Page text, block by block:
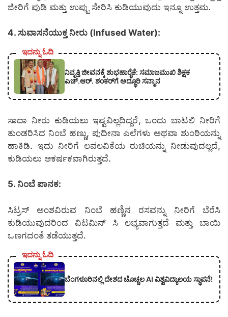
ಜೀರಿಗೆ ಪುಡಿ ಮತ್ತು ಉಪ್ಪು ಸೇರಿಸಿ ಕುಡಿಯುವುದು ಇನ್ನೂ ಉತ್ತಮ.
4. ಸುವಾಸನೆಯುಕ್ತ ನೀರು (Infused Water):
ಇದನ್ನು ಓದಿ
ನಿವೃತ್ತಿ ಜೀವನಕ್ಕೆ ಶುಭಹಾರೈಕೆ: ಸಮಾಜಮುಖಿ ಶಿಕ್ಷಕ
ಎಚ್.ಆರ್. ಶಂಕರ್‌ಗೆ ಅದ್ಧೂರಿ ಸನ್ಮಾನ
ಸಾದಾ ನೀರು ಕುಡಿಯಲು ಇಷ್ಟವಿಲ್ಲದಿದ್ದರೆ, ಒಂದು ಬಾಟಲಿ ನೀರಿಗೆ
ತುಂಡರಿಸಿದ ನಿಂಬೆ ಹಣ್ಣು, ಪುದೀನಾ ಎಲೆಗಳು ಅಥವಾ ಶುಂಠಿಯನ್ನು
ಹಾಕಿಡಿ. ಇದು ನೀರಿಗೆ ಲವಲವಿಕೆಯ ರುಚಿಯನ್ನು ನೀಡುವುದಲ್ಲದೆ,
ಕುಡಿಯಲು ಆಕರ್ಷಕವಾಗಿರುತ್ತದೆ.
5. ನಿಂಬೆ ಪಾನಕ:
ಸಿಟ್ರಸ್ ಅಂಶವಿರುವ ನಿಂಬೆ ಹಣ್ಣಿನ ರಸವನ್ನು ನೀರಿಗೆ ಬೆರೆಸಿ
ಕುಡಿಯುವುದರಿಂದ ವಿಟಮಿನ್ ಸಿ ಲಭ್ಯವಾಗುತ್ತದೆ ಮತ್ತು ಬಾಯಿ
ಒಣಗದಂತೆ ತಡೆಯುತ್ತದೆ.
ಇದನ್ನು ಓದಿ
ಬೆಂಗಳೂರಿನಲ್ಲಿ ದೇಶದ ಚೊಚ್ಚಲ AI ವಿಶ್ವವಿದ್ಯಾಲಯ ಸ್ಥಾಪನೆ!